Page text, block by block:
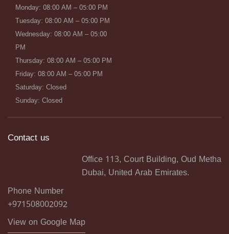
Monday: 08:00 AM – 05:00 PM
Tuesday: 08:00 AM – 05:00 PM
Wednesday: 08:00 AM – 05:00
PM
Thursday: 08:00 AM – 05:00 PM
Friday: 08:00 AM – 05:00 PM
Saturday: Closed
Sunday: Closed
Contact us
Office 113, Court Building, Oud Metha
Dubai, United Arab Emirates.
Phone Number
+971508002092
View on Google Map